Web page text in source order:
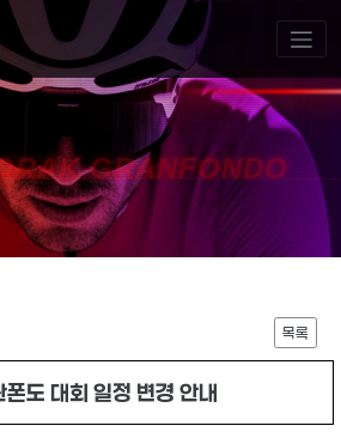
GRANFONDO
목록
도 대회 일정 변경 안내